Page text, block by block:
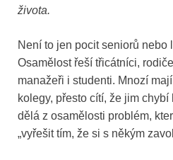
života.
Není to jen pocit seniorů nebo
Osamělost řeší třicátníci,
manažeři i studenti. Mnozí
kolegy, přesto cítí, že jim
dělá z osamělosti problém,
„vyřešit tím, že si s někým